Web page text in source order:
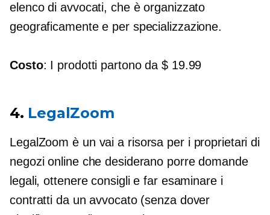
elenco di avvocati, che è organizzato
geograficamente e per specializzazione.
Costo: I prodotti partono da $ 19.99
4. LegalZoom
LegalZoom è un vai a risorsa per i proprietari di
negozi online che desiderano porre domande
legali, ottenere consigli e far esaminare i
contratti da un avvocato (senza dover